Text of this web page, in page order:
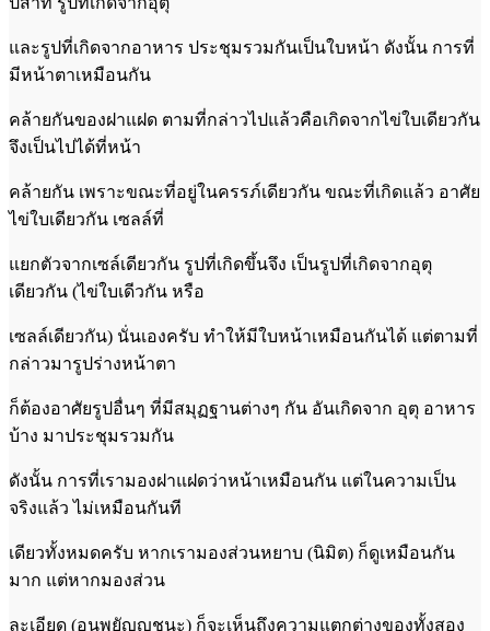
และรูปที่เกิดจากอาหาร ประชุมรวมกันเป็นใบหน้า ดังนั้น การที่
มีหน้าตาเหมือนกัน
คล้ายกันของฝาแฝด ตามที่กล่าวไปแล้วคือเกิดจากไข่ใบเดียวกัน
จึงเป็นไปได้ที่หน้า
คล้ายกัน เพราะขณะที่อยู่ในครรภ์เดียวกัน ขณะที่เกิดแล้ว อาศัย
ไข่ใบเดียวกัน เซลล์ที่
แยกตัวจากเซล์เดียวกัน รูปที่เกิดขึ้นจึง เป็นรูปที่เกิดจากอุตุ
เดียวกัน (ไข่ใบเดีวกัน หรือ
เซลล์เดียวกัน) นั่นเองครับ ทำให้มีใบหน้าเหมือนกันได้ แต่ตามที่
กล่าวมารูปร่างหน้าตา
ก็ต้องอาศัยรูปอื่นๆ ที่มีสมุฏฐานต่างๆ กัน อันเกิดจาก อุตุ อาหาร
บ้าง มาประชุมรวมกัน
ดังนั้น การที่เรามองฝาแฝดว่าหน้าเหมือนกัน แต่ในความเป็น
จริงแล้ว ไม่เหมือนกันที
เดียวทั้งหมดครับ หากเรามองส่วนหยาบ (นิมิต) ก็ดูเหมือนกัน
มาก แต่หากมองส่วน
ละเอียด (อนุพยัญญชนะ) ก็จะเห็นถึงความแตกต่างของทั้งสอง